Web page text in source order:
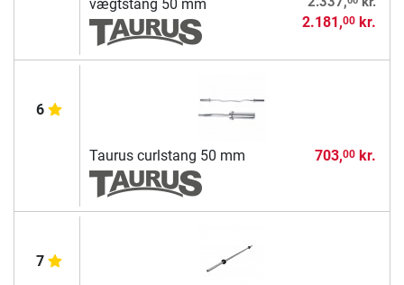
vægtstang 50 mm
2.181,00kr.
6
Taurus curlstang 50 mm 703,00kr.
7